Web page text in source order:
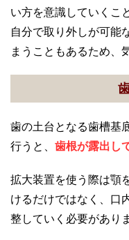
い方を意識していくこ
自分で取り外しが可能
まうこともあるため、
歯の土台となる歯槽基
行うと、 歯根が露出し
拡大装置を使う際は顎
けるだけではなく、口
整していく必要があり